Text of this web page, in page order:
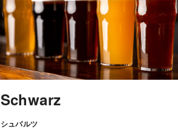
Schwarz
シュバルツ